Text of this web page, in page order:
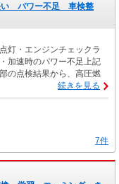
パワー不足 車検整
灯・エンジンチェックラ
加速時のパワー不足上記
の点検結果から、高圧燃
続きを見る
7件